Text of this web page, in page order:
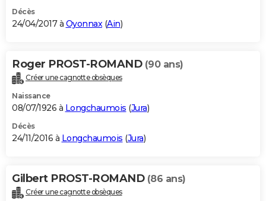
Décès
24/04/2017 à Oyonnax(Ain)
Roger PROST-ROMAND (90 ans)
Créer une cagnotte obsèques
Naissance
08/07/1926 à Longchaumois (Jura)
Décès
24/11/2016 à Longchaumois (Jura)
Gilbert PROST-ROMAND (86 ans)
Créer une cagnotte obsèques